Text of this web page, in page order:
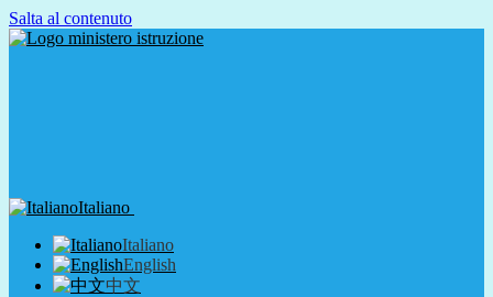
Salta al contenuto
Italiano
Italiano
English
中文